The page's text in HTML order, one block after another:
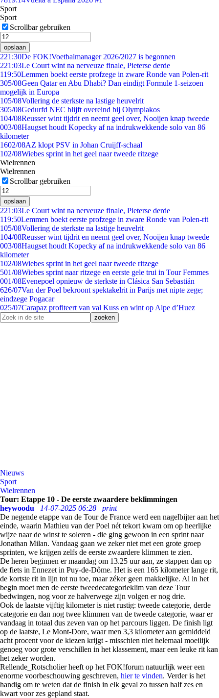
Sport
Sport
Scrollbar gebruiken
opslaan
221:30De FOK!Voetbalmanager 2026/2027 is begonnen
221:03Le Court wint na nerveuze finale, Pieterse derde
119:50Lemmen boekt eerste profzege in zware Ronde van Polen-rit
305/08Geen Qatar en Abu Dhabi? Dan eindigt Formule 1-seizoen
mogelijk in Europa
105/08Vollering de sterkste na lastige heuvelrit
305/08Gedurfd NEC blijft overeind bij Olympiakos
104/08Reusser wint tijdrit en neemt geel over, Nooijen knap tweede
003/08Haugset houdt Kopecky af na indrukwekkende solo van 86
kilometer
1602/08AZ klopt PSV in Johan Cruijff-schaal
102/08Wiebes sprint in het geel naar tweede ritzege
Wielrennen
Wielrennen
Scrollbar gebruiken
opslaan
221:03Le Court wint na nerveuze finale, Pieterse derde
119:50Lemmen boekt eerste profzege in zware Ronde van Polen-rit
105/08Vollering de sterkste na lastige heuvelrit
104/08Reusser wint tijdrit en neemt geel over, Nooijen knap tweede
003/08Haugset houdt Kopecky af na indrukwekkende solo van 86
kilometer
102/08Wiebes sprint in het geel naar tweede ritzege
501/08Wiebes sprint naar ritzege en eerste gele trui in Tour Femmes
001/08Evenepoel opnieuw de sterkste in Clásica San Sebastián
626/07Van der Poel bekroont spektakelrit in Parijs met nipte zege;
eindzege Pogacar
025/07Carapaz profiteert van val Kuss en wint op Alpe d’Huez
Nieuws
Sport
Wielrennen
Tour: Etappe 10 - De eerste zwaardere beklimmingen
heywoodu
14-07-2025 06:28
print
De negende etappe van de Tour de France werd een nagelbijter aan het
einde, waarin Mathieu van der Poel nét tekort kwam om op heerlijke
wijze naar de winst te soleren - die ging gewoon in een sprint naar
Jonathan Milan. Vandaag gaan we zeker niet met een grote groep
sprinten, we krijgen zelfs de eerste zwaardere klimmen te zien.
De heren beginnen er maandag om 13.25 uur aan, ze stappen dan op
de fiets in Ennezet in Puy-de-Dôme. Het is een 165 kilometer lange rit,
de kortste rit in lijn tot nu toe, maar zéker geen makkelijke. Al in het
begin moet men de eerste tweedecategorieklim van deze Tour
bedwingen, nog voor ze halverwege zijn volgen er nog drie.
Ook de laatste vijftig kilometer is niet rustig: tweede categorie, derde
categorie en dan nog twee klimmen van de tweede categorie, waar er
vandaag in totaal dus zeven van op het parcours liggen. De finish ligt
op de laatste, Le Mont-Dore, waar men 3,3 kilometer aan gemiddeld
acht procent voor de kiezen krijgt - misschien niet helemaal moeilijk
genoeg voor grote verschillen in het klassement, maar een leuke rit kan
het zeker worden.
Rellende_Rotscholier heeft op het FOK!forum natuurlijk weer een
enorme voorbeschouwing geschreven, hier te vinden. Verder is het
handig om te weten dat de finish in elk geval zo tussen half zes en
kwart voor zes gepland staat.